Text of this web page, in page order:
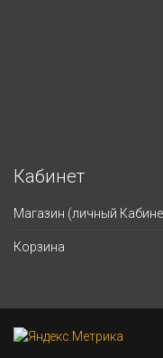
Кабинет
Магазин (личный
Корзина